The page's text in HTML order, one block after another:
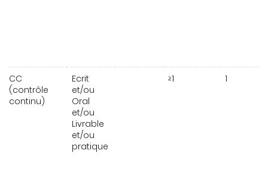
CC
(contrôle
continu)
Ecrit
et/ou
Oral
et/ou
Livrable
et/ou
pratique
≥1 1